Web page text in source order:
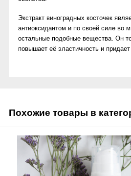
Экстракт виноградных косточек
антиоксидантом и по своей силе во
остальные подобные вещества. Он
повышает её эластичность и
Похожие товары в